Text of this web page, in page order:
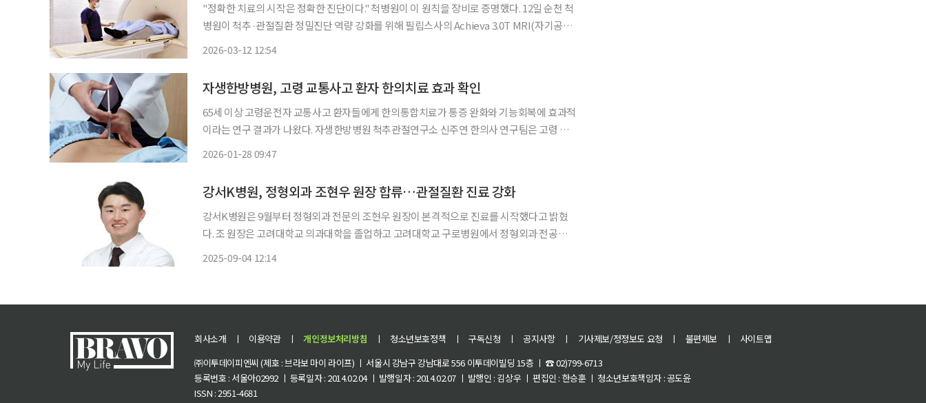
"정확한 치료의 시작은 정확한 진단이다." 척병원이 이 원칙을 장비로 증명했다. 12일 순천 척
병원이 척추·관절질환 정밀진단 역량 강화를 위해 필립스사의 Achieva 3.0T MRI(자기공명
2026-03-12 12:54
자생한방병원, 고령 교통사고 환자 한의치료 효과 확인
65세 이상 고령운전자 교통사고 환자들에게 한의통합치료가 통증 완화와 기능회복에 효과적
이라는 연구 결과가 나왔다. 자생한방병원 척추관절연구소 신주연 한의사 연구팀은 고령 교
2026-01-28 09:47
강서K병원, 정형외과 조현우 원장 합류…관절질환 진료 강화
강서K병원은 9월부터 정형외과 전문의 조현우 원장이 본격적으로 진료를 시작했다고 밝혔
다. 조 원장은 고려대학교 의과대학을 졸업하고 고려대학교 구로병원에서 정형외과 전공의
2025-09-04 12:14
회사소개 ㅣ 이용약관 ㅣ 개인정보처리방침 ㅣ 청소년보호정책 ㅣ 구독신청 ㅣ 공지사항 ㅣ 기사제보/정정보도 요청 ㅣ 불편제보 ㅣ
사이트맵
㈜이투데이피엔씨 (제호 : 브라보 마이 라이프) ㅣ 서울시 강남구 강남대로 556 이투데이빌딩 15층 ㅣ ☎ 02)799-6713
등록번호 : 서울아02992 ㅣ 등록일자 : 2014.02.04 ㅣ 발행일자 : 2014.02.07 ㅣ 발행인 : 김상우 ㅣ 편집인 : 한승훈 ㅣ 청소년보호책임자 : 공도윤
ISSN : 2951-4681